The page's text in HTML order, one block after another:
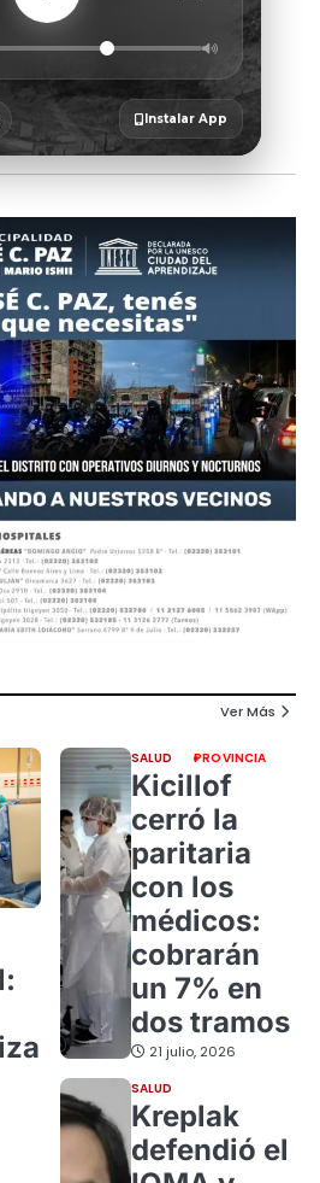
Ver Más
SALUD PROVINCIA
Kicillof
cerró la
paritaria
con los
médicos:
cobrarán
un 7% en
dos tramos
21 julio, 2026
SALUD
Kreplak
defendió el